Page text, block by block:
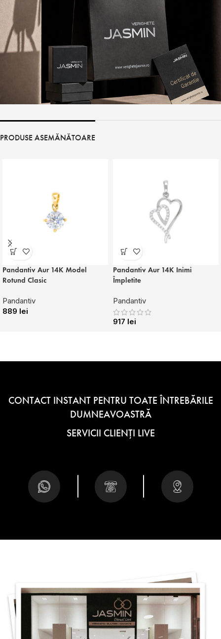
PRODUSE ASEMĂNĂTOARE
Pandantiv Aur 14K Model
Rotund Clasic
Pandantiv
889 lei
Pandantiv Aur 14K Inimi
Împletite
Pandantiv
917 lei
CONTACT INSTANT PENTRU TOATE ÎNTREBĂRILE
DUMNEAVOASTRĂ
SERVICII CLIENȚI LIVE